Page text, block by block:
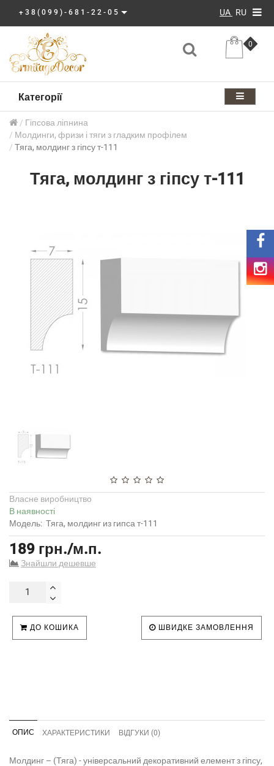
+38(099)-681-22-05 UA RU
0
Категорії
Гіпсова ліпнина
Молдинги, фризи і тяги з гладким профілем
Тяга, молдинг з гіпсу т-111
Тяга, молдинг з гіпсу т-111
Власне виробництво
В наявності
Модель: Тяга, молдинг из гипса т-111
189 грн./м.п.
Знайшли дешевше
ДО КОШИКА ШВИДКЕ ЗАМОВЛЕННЯ
ОПИС ХАРАКТЕРИСТИКИ ВІДГУКИ (0)
Молдинг – (Тяга) - універсальний декоративний елемент з гіпсу,